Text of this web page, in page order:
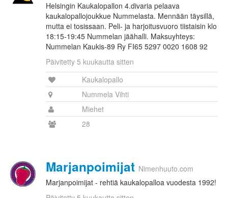
Helsingin Kaukalopallon 4.divaria pelaava
kaukalopallojoukkue Nummelasta. Mennään täysillä,
mutta ei tosissaan. Peli- ja harjoitusvuoro tiistaisin klo
18:15-19:45 Nummelan jäähalli. Maksuyhteys:
Nummelan Kaukis-89 Ry FI65 5297 0020 1608 92
Päivitetty 5 kuukautta sitten
Kaukalopallo
Nummela Vihti
Miehet
28
Marjanpoimijat Nimenhuuto.com
Marjanpoimijat - rehtiä kaukalopalloa vuodesta 1992!